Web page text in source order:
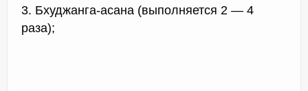
3. Бхуджанга-асана (выполняется 2 — 4
раза);